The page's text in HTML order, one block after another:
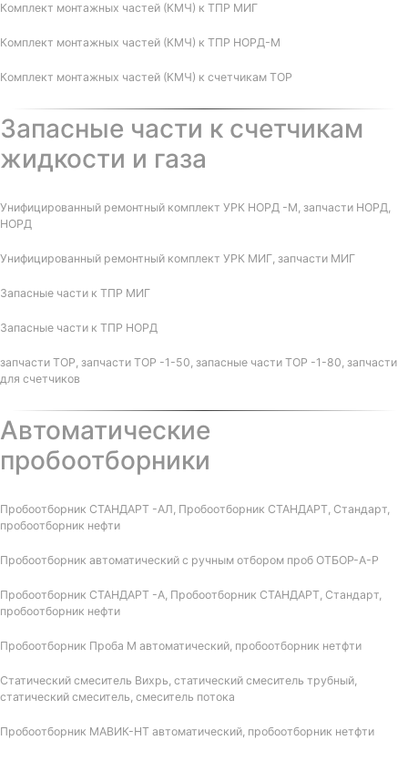
Комплект монтажных частей (КМЧ) к ТПР МИГ
Комплект монтажных частей (КМЧ) к ТПР НОРД-М
Комплект монтажных частей (КМЧ) к счетчикам ТОР
Запасные части к счетчикам
жидкости и газа
Унифицированный ремонтный комплект УРК НОРД -М, запчасти НОРД,
НОРД
Унифицированный ремонтный комплект УРК МИГ, запчасти МИГ
Запасные части к ТПР МИГ
Запасные части к ТПР НОРД
запчасти ТОР, запчасти ТОР -1-50, запасные части ТОР -1-80, запчасти
для счетчиков
Автоматические
пробоотборники
Пробоотборник СТАНДАРТ -АЛ, Пробоотборник СТАНДАРТ, Стандарт,
пробоотборник нефти
Пробоотборник автоматический с ручным отбором проб ОТБОР-А-Р
Пробоотборник СТАНДАРТ -А, Пробоотборник СТАНДАРТ, Стандарт,
пробоотборник нефти
Пробоотборник Проба М автоматический, пробоотборник нетфти
Статический смеситель Вихрь, статический смеситель трубный,
статический смеситель, смеситель потока
Пробоотборник МАВИК-НТ автоматический, пробоотборник нетфти